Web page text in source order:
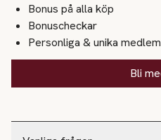
Bonus på alla köp
Bonuscheckar
Personliga & unika
Bli